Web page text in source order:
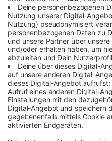
Münster. Allerdings sorgen
für eine Zunahme an
existenziell: Wie bezahle
Politik müsse handeln,
kommt. Heißt: Sie muss die
Menschen angehen. Trotz
Arbeitsmarktes gebe es
Perspektiven sehen. Hier
HIERkommen Sie zum
war jahrelang Leitender